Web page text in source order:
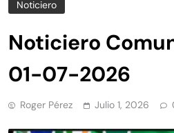
Noticiero
Noticiero
01-07-2026
Roger Pérez Julio 1, 2026